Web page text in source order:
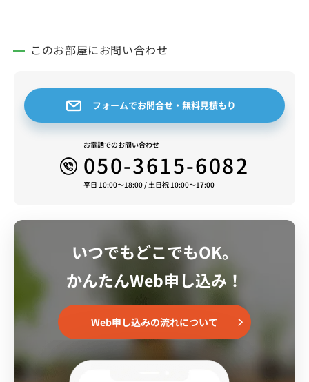
このお部屋にお問い合わせ
フォームでお問合せ・無料見積もり
お電話でのお問い合わせ
050-3615-6082
平日 10:00～18:00 / 土日祝 10:00～17:00
いつでもどこでもOK。
かんたんWeb申し込み！
Web申し込みの流れについて